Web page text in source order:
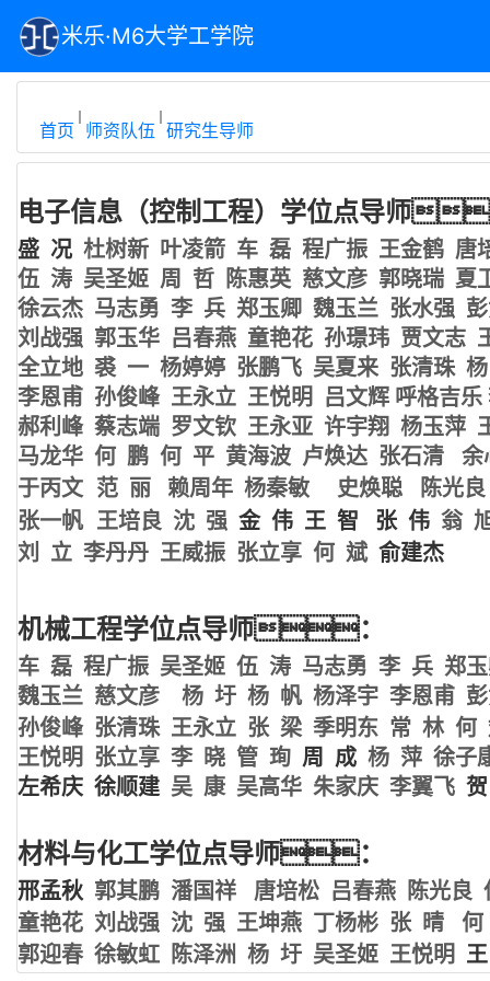
米乐·M6大学工学院
首页 师资队伍 研究生导师
电子信息（控制工程）学位点导师
盛 况 杜树新 叶凌箭 车 磊 程广振 王金鹤 唐
伍 涛 吴圣姬 周 哲 陈惠英 慈文彦 郭晓瑞 夏
徐云杰 马志勇 李 兵 郑玉卿 魏玉兰 张水强
刘战强 郭玉华 吕春燕 童艳花 孙璟玮 贾文志
全立地 裘 一 杨婷婷 张鹏飞 吴夏来 张清珠
李恩甫 孙俊峰 王永立 王悦明 吕文辉 呼格吉乐
郝利峰 蔡志端 罗文钦 王永亚 许宇翔 杨玉萍
马龙华 何 鹏 何 平 黄海波 卢焕达 张石清
余
于丙文 范 丽 赖周年 杨秦敏 史焕聪
陈光良
张一帆 王培良 沈 强 金 伟 王 智 张 伟 翁
刘 立 李丹丹 王威振 张立享 何 斌俞建杰
机械工程学位点导师：
车 磊 程广振 吴圣姬 伍 涛 马志勇 李 兵 郑
魏玉兰 慈文彦 杨 圩 杨 帆 杨泽宇 李恩甫
孙俊峰 张清珠 王永立 张 梁 季明东 常 林 何
王悦明
张立享 李 晓 管 珣 周 成 杨 萍 徐子
左希庆 徐顺建 吴 康 吴高华 朱家庆 李翼飞
材料与化工学位点导师：
邢孟秋 郭其鹏 潘国祥 唐培松 吕春燕 陈光良
童艳花 刘战强 沈 强 王坤燕 丁杨彬 张 晴
何
郭迎春 徐敏虹 陈泽洲 杨 圩 吴圣姬 王悦明